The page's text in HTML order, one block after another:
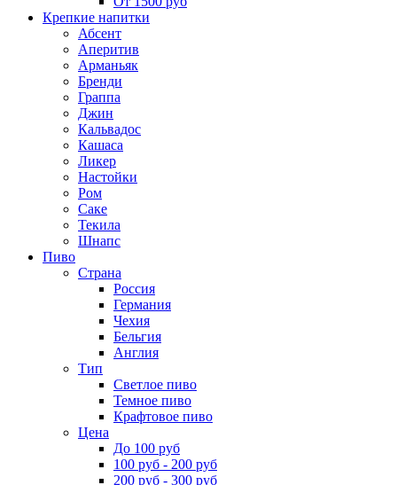
Крепкие напитки
Абсент
Аперитив
Арманьяк
Бренди
Граппа
Джин
Кальвадос
Кашаса
Ликер
Настойки
Ром
Саке
Текила
Шнапс
Пиво
Страна
Россия
Германия
Чехия
Бельгия
Англия
Тип
Светлое пиво
Темное пиво
Крафтовое пиво
Цена
До 100 руб
100 руб - 200 руб
200 руб - 300 руб